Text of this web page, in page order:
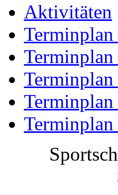
Aktivitäten
Terminplan
Terminplan